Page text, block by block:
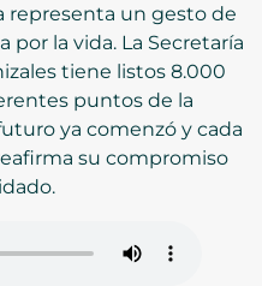
representa un gesto de
la vida. La Secretaría
tiene listos 8.000
puntos de la
ya comenzó y cada
su compromiso